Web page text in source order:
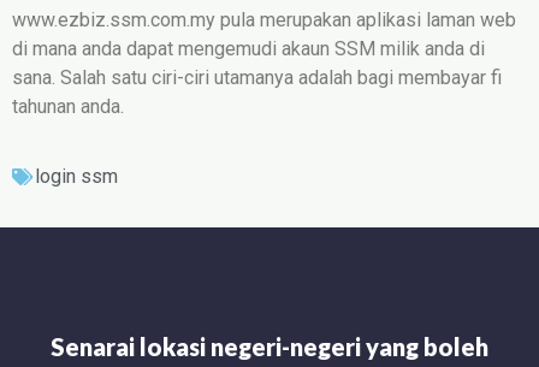
www.ezbiz.ssm.com.my pula merupakan aplikasi laman web
di mana anda dapat mengemudi akaun SSM milik anda di
sana. Salah satu ciri-ciri utamanya adalah bagi membayar fi
tahunan anda.
login ssm
Senarai lokasi negeri-negeri yang boleh